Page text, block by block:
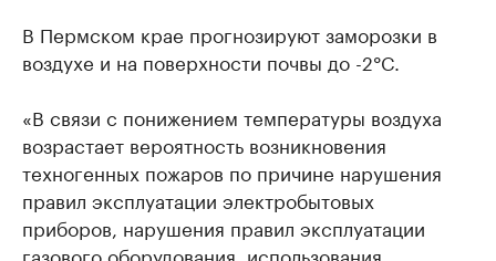
В Пермском крае прогнозируют заморозки в
воздухе и на поверхности почвы до -2°C.
«В связи с понижением температуры воздуха
возрастает вероятность возникновения
техногенных пожаров по причине нарушения
правил эксплуатации электробытовых
приборов, нарушения правил эксплуатации
газового оборудования, использования